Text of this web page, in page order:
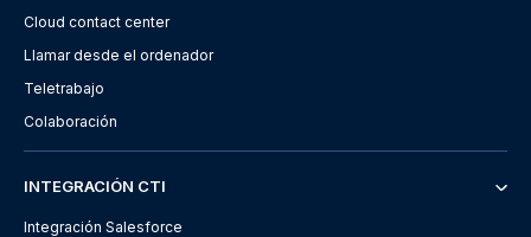
Cloud contact center
Llamar desde el ordenador
Teletrabajo
Colaboración
INTEGRACIÓN CTI
Integración Salesforce